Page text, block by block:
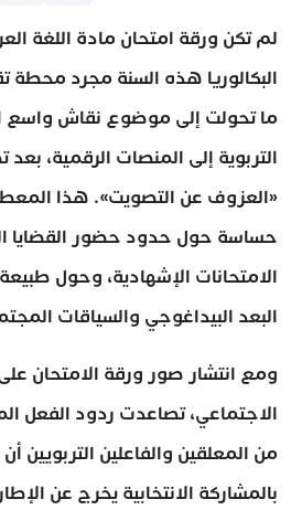
لم تكن ورقة امتحان مادة اللغة
البكالوريا هذه السنة مجرد محطة
ما تحولت إلى موضوع نقاش واسع
التربوية إلى المنصات الرقمية،
«العزوف عن التصويت». هذا
حساسة حول حدود حضور القضايا
الامتحانات الإشهادية، وحول
البعد البيداغوجي والسياقات
ومع انتشار صور ورقة الامتحان
الاجتماعي، تصاعدت ردود الفعل
من المعلقين والفاعلين التربويين
بالمشاركة الانتخابية يخرج عن